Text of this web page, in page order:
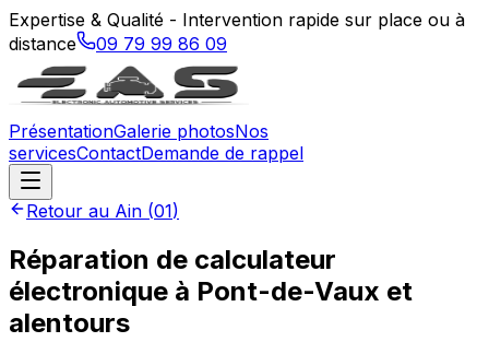
Expertise & Qualité - Intervention rapide sur place ou à
distance
09 79 99 86 09
PrésentationGalerie photosNos
servicesContactDemande de rappel
Retour au Ain (01)
Réparation de calculateur
électronique à Pont-de-Vaux et
alentours